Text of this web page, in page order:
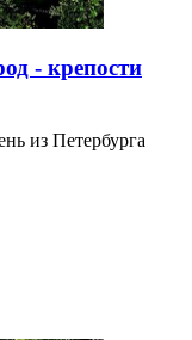
- крепости
из Петербурга